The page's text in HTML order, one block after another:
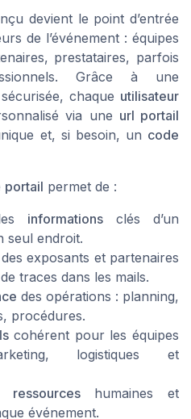
devient le point d’entrée
de l’événement : équipes
prestataires, parfois
Grâce à une
chaque utilisateur
via une url portail
et, si besoin, un code
portail permet de :
informations clés d’un
seul endroit.
exposants et partenaires
traces dans les mails.
des opérations : planning,
procédures.
cohérent pour les équipes
logistiques et
ressourceshumaines et
événement.